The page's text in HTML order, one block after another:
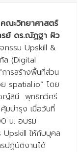
ณะวิทยาศาสตร์
รย์ ดร.ณัฏฐา ผิว
กรรม Upskill &
ล (Digital
ารสร้างพื้นที่ส่วน
spatial.io” โดย
ญ์สินี พุทธิทวีศรี
มบำรุง เมื่อวันที่
น. อบรม
Upskill ให้กับบุคล
รปฏิบัติงานได้